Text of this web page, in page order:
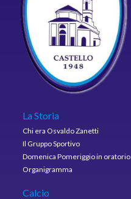
La Storia
Chi era Osvaldo Zanetti
Il Gruppo Sportivo
Domenica Pomeriggio in oratorio
Organigramma
Calcio